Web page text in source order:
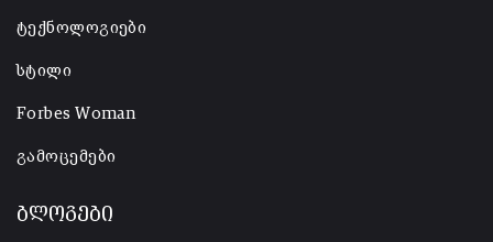
ტექნოლოგიები
სტილი
Forbes Woman
გამოცემები
ბლოგები